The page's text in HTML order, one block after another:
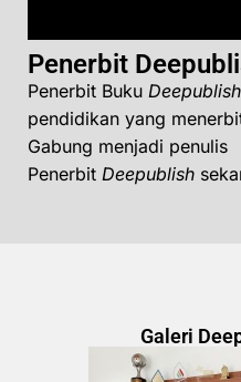
Penerbit
Penerbit Buku Deepublish
pendidikan yang
Gabung menjadi penulis
Penerbit Deepublish
Galeri